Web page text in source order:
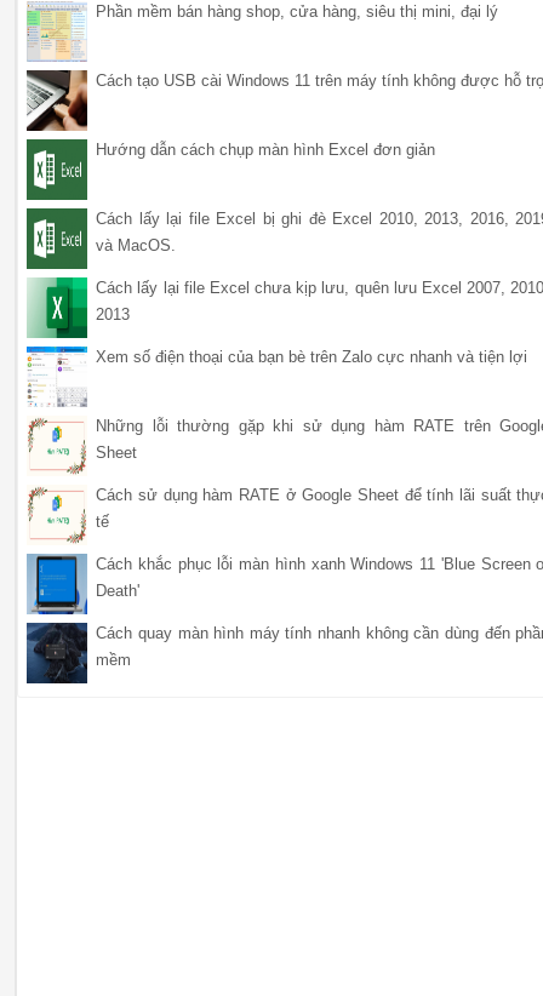
Phần mềm bán hàng shop, cửa hàng, siêu thị mini, đại lý
Cách tạo USB cài Windows 11 trên máy tính không được hỗ
Hướng dẫn cách chụp màn hình Excel đơn giản
Cách lấy lại file Excel bị ghi đè Excel 2010, 2013, 2016,
và MacOS.
Cách lấy lại file Excel chưa kịp lưu, quên lưu Excel 2007,
2013
Xem số điện thoại của bạn bè trên Zalo cực nhanh và tiện lợi
Những lỗi thường gặp khi sử dụng hàm RATE trên
Sheet
Cách sử dụng hàm RATE ở Google Sheet để tính lãi suất
tế
Cách khắc phục lỗi màn hình xanh Windows 11 'Blue Screen
Death'
Cách quay màn hình máy tính nhanh không cần dùng đến
mềm